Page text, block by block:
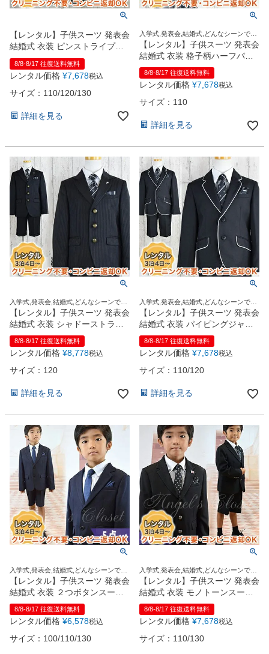
【レンタル】子供スーツ 発表会
結婚式 衣装 ピンストライプブ
ラックスーツ（CAT915400）
110・130cm
8/8-8/17 往復送料無料
レンタル価格 ¥7,678税込
サイズ：110/120/130
詳細を見る
入学式,発表会,結婚式,どんなシーンでも
この1着でOK！
【レンタル】子供スーツ 発表会
結婚式 衣装 格子柄ハーフパン
ツ3つボタンスーツ5点セット
（CAT875402）【CHOPIN】
【入学式 男の子 スーツ おしゃ
れ 人気 ブランド おすすめ セッ
黒色 120・130cm
8/8-8/17 往復送料無料
レンタル価格 ¥7,678税込
サイズ：110
詳細を見る
入学式,発表会,結婚式,どんなシーンでも
この1着でOK！
【レンタル】子供スーツ 発表会
結婚式 衣装 シャドーストライ
プブラックスーツ6点セット
（CAT895400）【CHOPIN】
【入学式 男の子 スーツ おしゃ
れ 人気 ブランド おすすめ セッ
黒色 120cm
8/8-8/17 往復送料無料
レンタル価格 ¥8,778税込
サイズ：120
詳細を見る
入学式,発表会,結婚式,どんなシーンでも
この1着でOK！
【レンタル】子供スーツ 発表会
結婚式 衣装 パイピングジャケ
ットスーツセット
（CAT875403）【CHOPIN】
【入学式 男の子 スーツ おしゃ
れ 人気 ブランド おすすめ セッ
黒色 110・120cm
8/8-8/17 往復送料無料
レンタル価格 ¥7,678税込
サイズ：110/120
詳細を見る
入学式,発表会,結婚式,どんなシーンでも
この1着でOK！
【レンタル】子供スーツ 発表会
結婚式 衣装 ２つボタンスーツ5
点セット（CAT875401）
【CHOPIN】 【入学式 男の子
スーツ おしゃれ 人気 ブランド
おすすめ セット 卒園式 お受験
8/8-8/17 往復送料無料
レンタル価格 ¥6,578税込
サイズ：100/110/130
入学式,発表会,結婚式,どんなシーンでも
この1着でOK！
【レンタル】子供スーツ 発表会
結婚式 衣装 モノトーンスーツ6
点セット（CAT245420）
【MICHIKOLONDON】 【入学
式 男の子 スーツ おしゃれ 人気
ブランド おすすめ セット 卒園
8/8-8/17 往復送料無料
レンタル価格 ¥7,678税込
サイズ：110/130